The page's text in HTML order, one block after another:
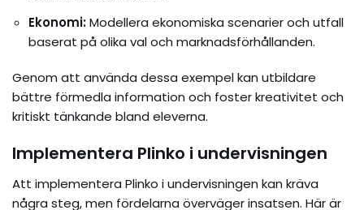
Ekonomi:Modellera ekonomiska scenarier och utfall
baserat på olika val och marknadsförhållanden.
Genom att använda dessa exempel kan utbildare
bättre förmedla information och foster kreativitet och
kritiskt tänkande bland eleverna.
Implementera Plinko i undervisningen
Att implementera Plinko i undervisningen kan kräva
några steg, men fördelarna överväger insatsen. Här är